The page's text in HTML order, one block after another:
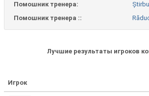
Помошник тренера:
Помошник тренера ::
Лучшие результаты игроков
Игрок